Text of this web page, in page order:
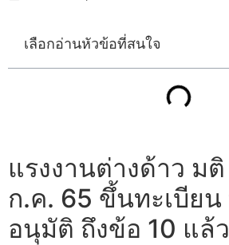
เลือกอ่านหัวข้อที่สนใจ
แรงงานต่างด้าว ม
ก.ค. 65 ขึ้นทะเบียน
อนุมัติ ถึงข้อ 10 แล้ว